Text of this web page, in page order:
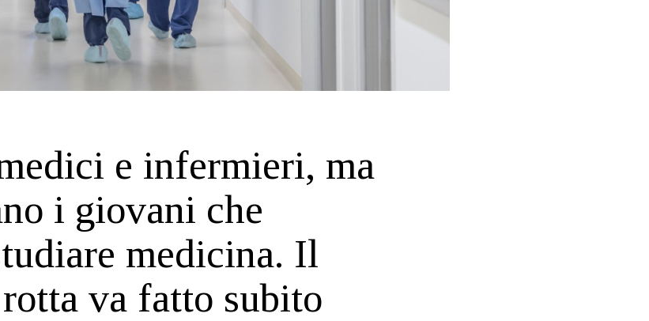
e infermieri, ma
i giovani che
medicina. Il
va fatto subito